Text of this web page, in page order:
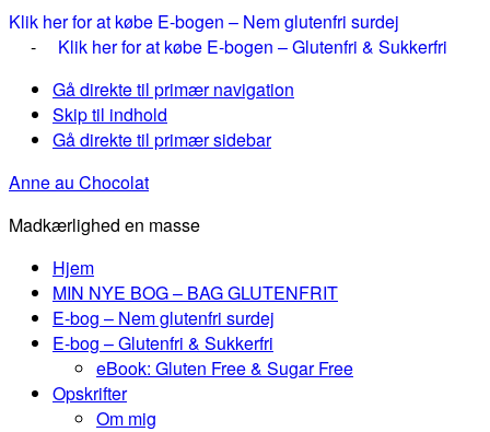
Klik her for at købe E-bogen – Nem glutenfri surdej
- Klik her for at købe E-bogen – Glutenfri & Sukkerfri
Gå direkte til primær navigation
Skip til indhold
Gå direkte til primær sidebar
Anne au Chocolat
Madkærlighed en masse
Hjem
MIN NYE BOG – BAG GLUTENFRIT
E-bog – Nem glutenfri surdej
E-bog – Glutenfri & Sukkerfri
eBook: Gluten Free & Sugar Free
Opskrifter
Om mig